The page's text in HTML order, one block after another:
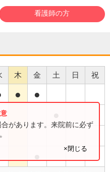
看護師の方
木 金 土 日 祝
● ●
があります。来院前に必ず
×閉じる